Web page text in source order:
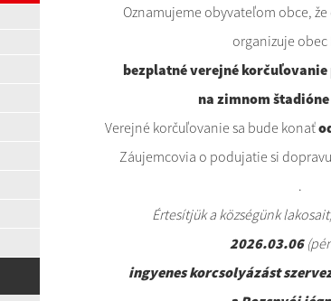
Oznamujeme obyvateľom obce, že
organizuje obec
bezplatné verejné
na zimnom
Verejné korčuľovanie sa bude konať
Záujemcovia o podujatie si
.
Értesítjük a községünk
2026.03.06
ingyenes korcsolyázást